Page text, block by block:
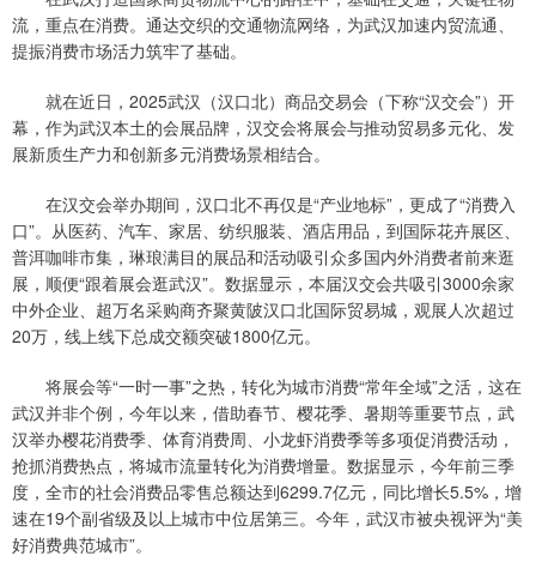
流，重点在消费。通达交织的交通物流网络，为武汉加速内贸流通、
提振消费市场活力筑牢了基础。
就在近日，2025武汉（汉口北）商品交易会（下称“汉交会”）开
幕，作为武汉本土的会展品牌，汉交会将展会与推动贸易多元化、发
展新质生产力和创新多元消费场景相结合。
在汉交会举办期间，汉口北不再仅是“产业地标”，更成了“消费入
口”。从医药、汽车、家居、纺织服装、酒店用品，到国际花卉展区、
普洱咖啡市集，琳琅满目的展品和活动吸引众多国内外消费者前来逛
展，顺便“跟着展会逛武汉”。数据显示，本届汉交会共吸引3000余家
中外企业、超万名采购商齐聚黄陂汉口北国际贸易城，观展人次超过
20万，线上线下总成交额突破1800亿元。
将展会等“一时一事”之热，转化为城市消费“常年全域”之活，这在
武汉并非个例，今年以来，借助春节、樱花季、暑期等重要节点，武
汉举办樱花消费季、体育消费周、小龙虾消费季等多项促消费活动，
抢抓消费热点，将城市流量转化为消费增量。数据显示，今年前三季
度，全市的社会消费品零售总额达到6299.7亿元，同比增长5.5%，增
速在19个副省级及以上城市中位居第三。今年，武汉市被央视评为“美
好消费典范城市”。